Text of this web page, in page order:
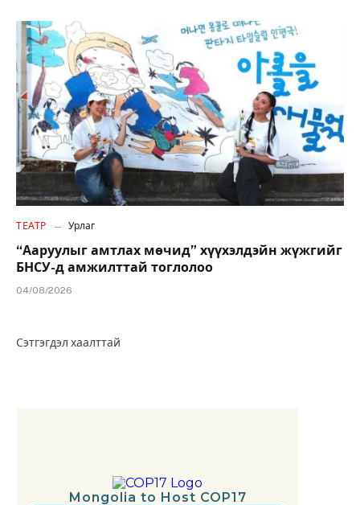
ТЕАТР Урлаг
“Ааруулыг амтлах мөчид” хүүхэлдэйн жүжгийг
БНСУ-д амжилттай тоглолоо
04/08/2026
Сэтгэгдэл хаалттай